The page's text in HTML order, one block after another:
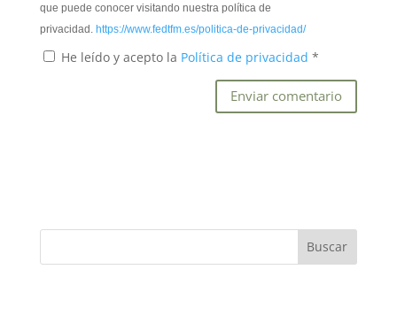
que puede conocer visitando nuestra política de
privacidad. https://www.fedtfm.es/politica-de-privacidad/
He leído y acepto la Política de privacidad *